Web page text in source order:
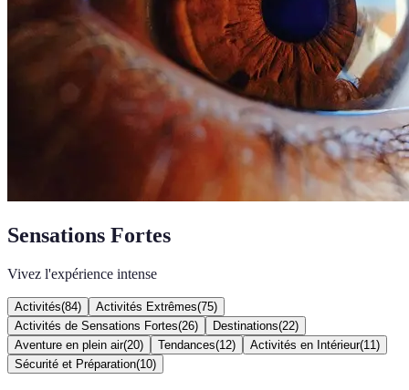
Sensations Fortes
Vivez l'expérience intense
Activités(84) Activités Extrêmes(75)
Activités de Sensations Fortes(26) Destinations(22)
Aventure en plein air(20) Tendances(12) Activités en Intérieur(11 )
Sécurité et Préparation(10)